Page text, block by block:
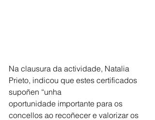
Na clausura da actividade, Natalia
Prieto, indicou que estes certificados
supoñen “unha
oportunidade importante para os
concellos ao recoñecer e valorizar os